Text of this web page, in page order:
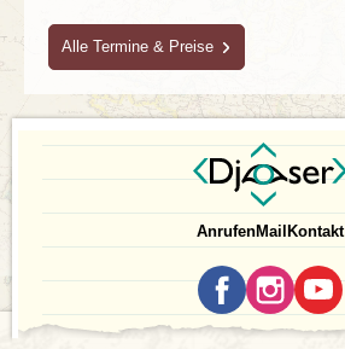
Nur verfügbare Reisen
Alle Termine & Preise
AnrufenMail Kontakt